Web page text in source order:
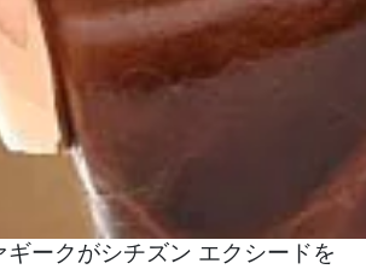
ークがシチズン エクシードを